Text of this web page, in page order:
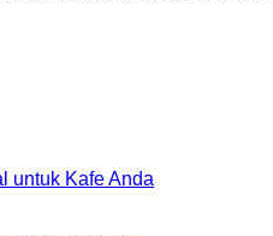
untuk Kafe Anda